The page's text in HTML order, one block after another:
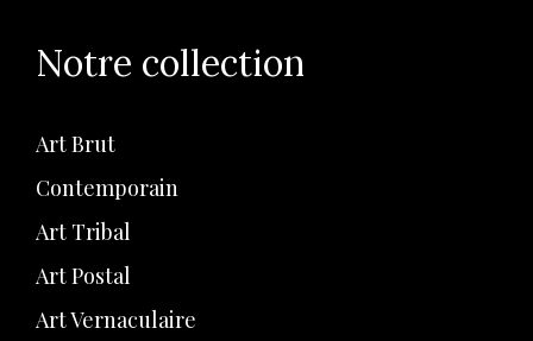
Notre collection
Art Brut
Contemporain
Art Tribal
Art Postal
Art Vernaculaire